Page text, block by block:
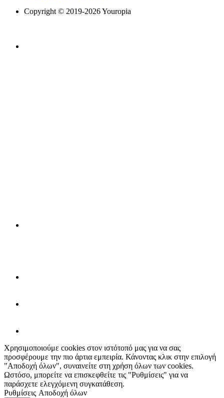
Copyright © 2019-2026 Youropia
Χρησιμοποιούμε cookies στον ιστότοπό μας για να σας
προσφέρουμε την πιο άρτια εμπειρία. Κάνοντας κλικ στην επιλογή
"Αποδοχή όλων", συναινείτε στη χρήση όλων των cookies.
Ωστόσο, μπορείτε να επισκεφθείτε τις "Ρυθμίσεις" για να
παράσχετε ελεγχόμενη συγκατάθεση.
Ρυθμίσεις Αποδοχή όλων